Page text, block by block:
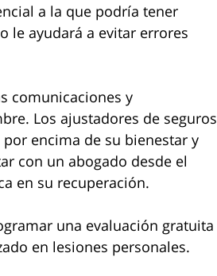
a la que podría tener
le ayudará a evitar errores
comunicaciones y
Los ajustadores de seguros
encima de su bienestar y
con un abogado desde el
en su recuperación.
una evaluación gratuita
en lesiones personales.